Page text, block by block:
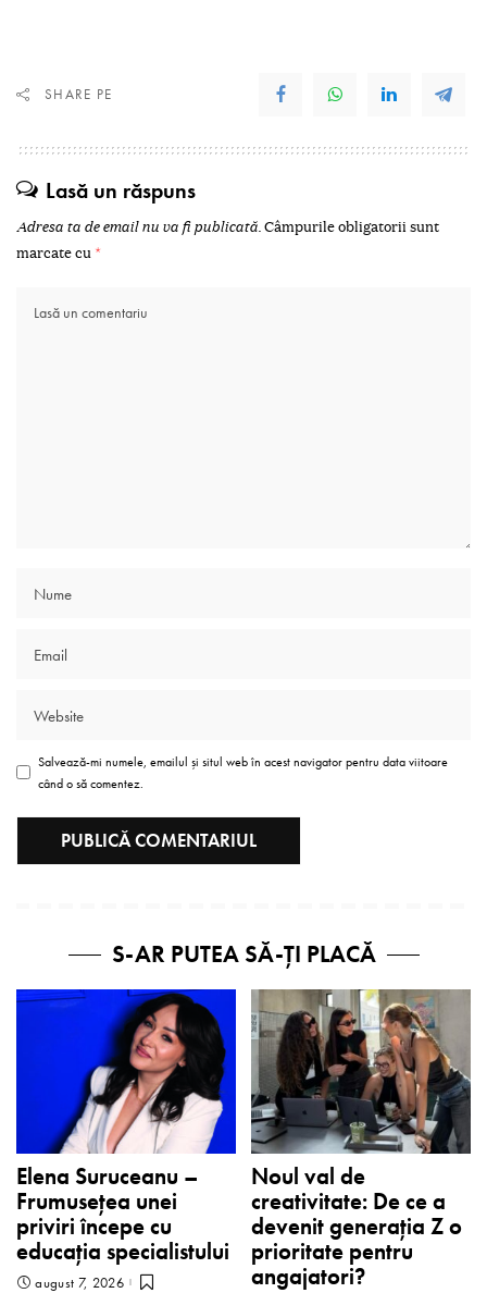
SHARE PE
Lasă un răspuns
Adresa ta de email nu va fi publicată.Câmpurile obligatorii sunt
marcate cu *
Salvează-mi numele, emailul și situl web în acest navigator pentru data viitoare
când o să comentez.
S-AR PUTEA SĂ-ȚI PLACĂ
Elena Suruceanu –
Frumusețea unei
priviri începe cu
educația specialistului
august 7, 2026
Noul val de
creativitate: De ce a
devenit generația Z o
prioritate pentru
angajatori?